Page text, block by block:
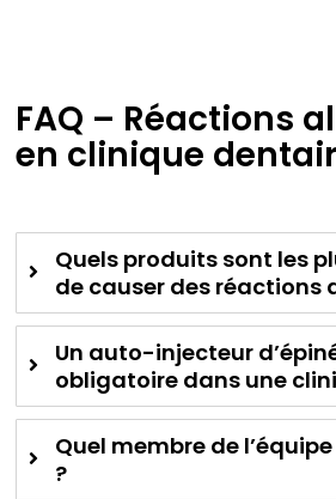
FAQ – Réactions
en clinique
Quels produits sont les
de causer des réactions
Un auto-injecteur
obligatoire dans une
Quel membre de
?